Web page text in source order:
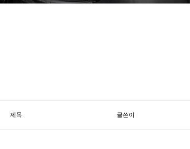
제목 글쓴이